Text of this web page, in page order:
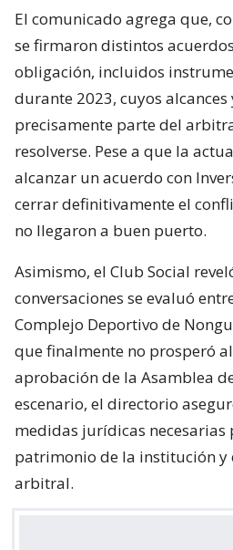
El comunicado agrega que,
se firmaron distintos
obligación, incluidos
durante 2023, cuyos alcances
precisamente parte del
resolverse. Pese a que la
alcanzar un acuerdo con
cerrar definitivamente el
no llegaron a buen puerto.
Asimismo, el Club Social
conversaciones se evaluó
Complejo Deportivo de
que finalmente no prosperó
aprobación de la Asamblea
escenario, el directorio
medidas jurídicas
patrimonio de la institución y
arbitral.